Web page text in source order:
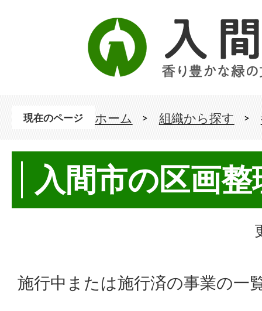
現在のページ ホーム 組織から探す
入間市の区画
施行中または施行済の事業の一